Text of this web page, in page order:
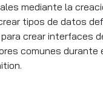
mediante la
tipos de datos
crear interfaces
comunes durante